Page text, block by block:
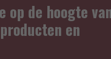
op de hoogte
en